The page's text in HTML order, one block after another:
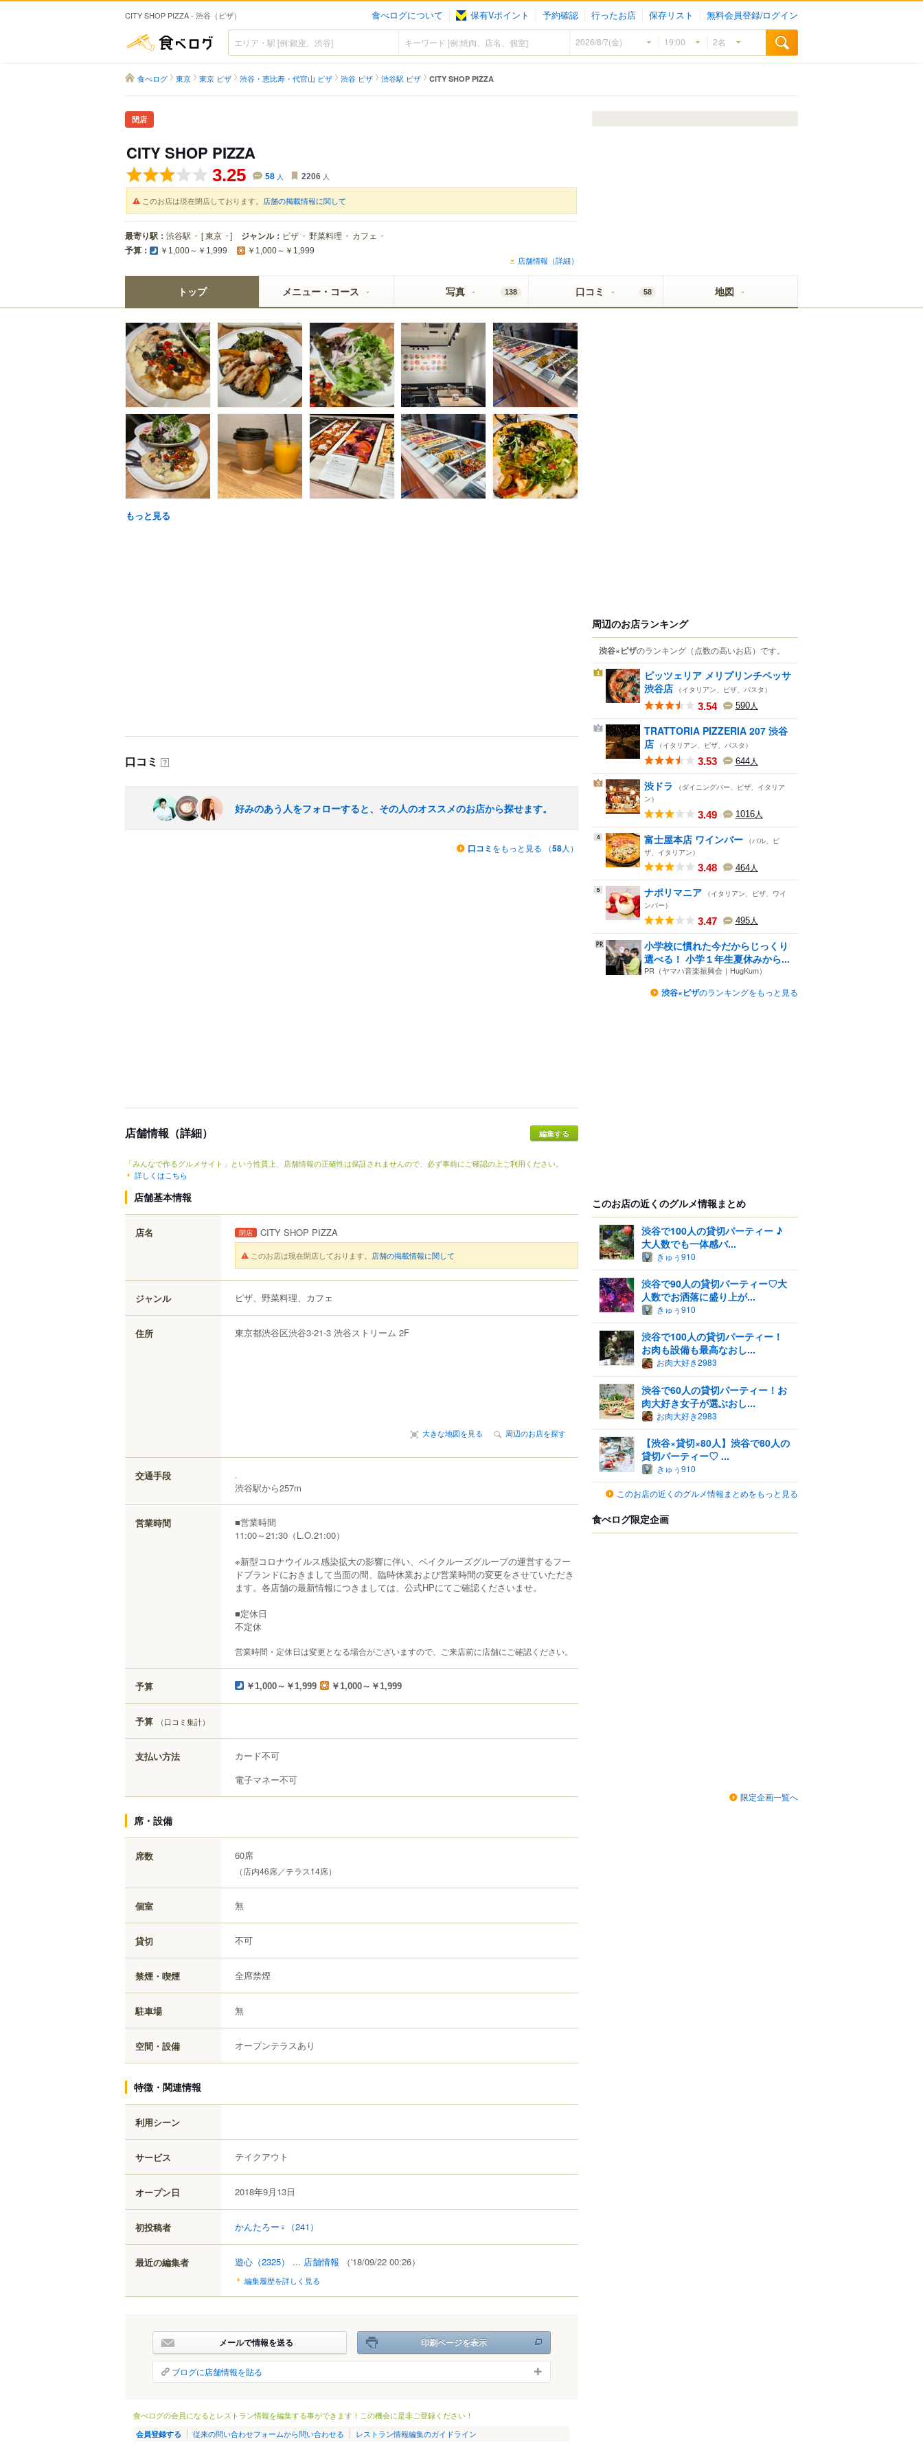
CITY SHOP PIZZA - 渋谷（ピザ） 食べログについて 保有Vポイント 予約確認 行ったお店 保存リスト 無料会員登録/ログイン
食べログ
食べログ 東京 東京 ピザ 渋谷・恵比寿・代官山 ピザ 渋谷 ピザ 渋谷駅 ピザ CITY SHOP PIZZA
閉店
CITY SHOP PIZZA
3.25 58 人 2206 人
このお店は現在閉店しております。 店舗の掲載情報に関して
最寄り駅： 渋谷駅 [東京 ] ジャンル： ピザ 野菜料理 カフェ
予算： ￥1,000～￥1,999 ￥1,000～￥1,999
店舗情報（詳細）
トップ メニュー・コース 写真 138 口コミ 58 地図
もっと見る
口コミ ？
好みのあう人をフォローすると、その人のオススメのお店から探せます。
口コミ をもっと見る （58人）
店舗情報（詳細） 編集する
「みんなで作るグルメサイト」という性質上、店舗情報の正確性は保証されませんので、必ず事前にご確認の上ご利用ください。
詳しくはこちら
店舗基本情報
店名 閉店 CITY SHOP PIZZA
このお店は現在閉店しております。 店舗の掲載情報に関して
ジャンル ピザ、野菜料理、カフェ
住所 東京都渋谷区渋谷3-21-3 渋谷ストリーム 2F
大きな地図を見る 周辺のお店を探す
交通手段
.
渋谷駅から257m
営業時間
■営業時間
11:00～21:30（L.O.21:00）
※新型コロナウイルス感染拡大の影響に伴い、ベイクルーズグループの運営するフー
ドブランドにおきまして当面の間、臨時休業および営業時間の変更をさせていただき
ます。各店舗の最新情報につきましては、公式HPにてご確認くださいませ。
■定休日
不定休
営業時間・定休日は変更となる場合がございますので、ご来店前に店舗にご確認ください。
予算 ￥1,000～￥1,999 ￥1,000～￥1,999
予算 （口コミ集計）
支払い方法
カード不可
電子マネー不可
席・設備
席数 60席
（店内46席／テラス14席）
個室 無
貸切 不可
禁煙・喫煙 全席禁煙
駐車場 無
空間・設備 オープンテラスあり
特徴・関連情報
利用シーン
サービス テイクアウト
オープン日 2018年9月13日
初投稿者 かんたろー♀ （241）
最近の編集者 遊心 （2325） ... 店舗情報 （'18/09/22 00:26）
編集履歴を詳しく見る
メールで情報を送る 印刷ページを表示
ブログに店舗情報を貼る
食べログの会員になるとレストラン情報を編集する事ができます！この機会に是非ご登録ください！
会員登録する 従来の問い合わせフォームから問い合わせる レストラン情報編集のガイドライン
周辺のお店ランキング
渋谷×ピザのランキング （点数の高いお店） です。
1
ピッツェリア メリプリンチペッサ
渋谷店 （イタリアン、ピザ、パスタ）
3.54 590人
2
TRATTORIA PIZZERIA 207 渋谷
店 （イタリアン、ピザ、パスタ）
3.53 644人
3 渋ドラ
（ダイニングバー、ピザ、イタリア
ン）
3.49 1016人
4 富士屋本店 ワインバー （バル、ピ
ザ、イタリアン）
3.48 464人
5 ナポリマニア （イタリアン、ピザ、ワイ
ンバー）
3.47 495人
小学校に慣れた今だからじっくり
選べる！ 小学１年生夏休みから...
PR（ヤマハ音楽振興会｜HugKum）
渋谷×ピザのランキングをもっと見る
このお店の近くのグルメ情報まとめ
渋谷で100人の貸切パーティー ♪
大人数でも一体感バ...
きゅぅ910
渋谷で90人の貸切パーティー♡大
人数でお洒落に盛り上が...
きゅぅ910
渋谷で100人の貸切パーティー！
お肉も設備も最高なおし...
お肉大好き2983
渋谷で60人の貸切パーティー！お
肉大好き女子が選ぶおし...
お肉大好き2983
【渋谷×貸切×80人】渋谷で80人の
貸切パーティー♡ ...
きゅぅ910
このお店の近くのグルメ情報まとめをもっと見る
食べログ限定企画
限定企画一覧へ